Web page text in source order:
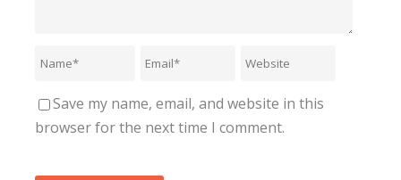
Save my name, email, and website in this
browser for the next time I comment.